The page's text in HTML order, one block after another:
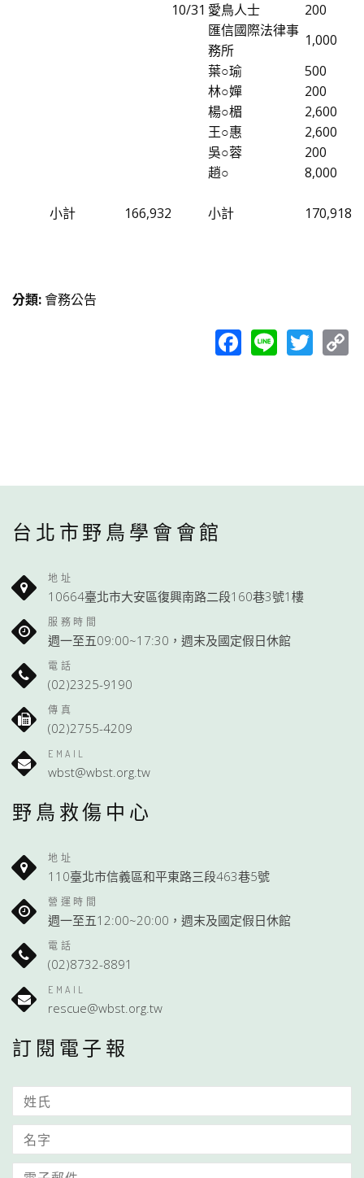
10/31 愛鳥人士
200
匯信國際法律事
務所
1,000
葉○瑜
500
林○嬋
200
楊○楣
2,600
王○惠
2,600
吳○蓉
200
趙○
8,000
小計 166,932 小計 170,918
分類:會務公告
Facebook
Line
台北市野鳥學會會館
地址
10664臺北市大安區復興南路二段160巷3號1樓
服務時間
週一至五09:00~17:30，週末及國定假日休館
電話
(02)2325-9190
傳真
(02)2755-4209
EMAIL
wbst@wbst.org.tw
野鳥救傷中心
地址
110臺北市信義區和平東路三段463巷5號
營運時間
週一至五12:00~20:00，週末及國定假日休館
電話
(02)8732-8891
EMAIL
rescue@wbst.org.tw
訂閱電子報